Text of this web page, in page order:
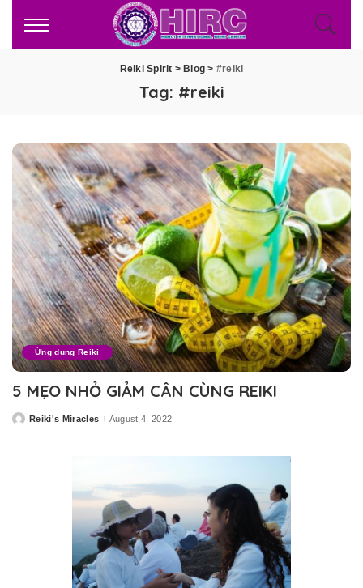
Reiki Spirit > Blog > #reiki
Tag: #reiki
Ứng dụng Reiki
5 MẸO NHỎ GIẢM CÂN CÙNG REIKI
PostedReiki's Miracles August 4, 2022